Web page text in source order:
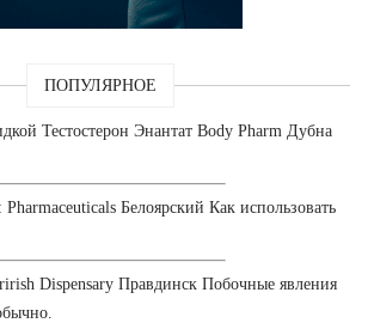
ПОПУЛЯРНОЕ
Тестостерон Энантат Body Pharm Дубна
Pharmaceuticals Белоярский Как использовать
Dispensary Правдинск Побочные явления